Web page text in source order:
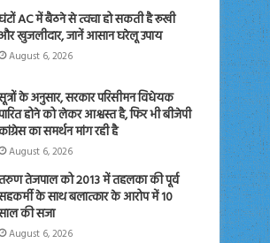
AC में बैठने से त्वचा हो सकती है रूखी
खुजलीदार, जानें आसान घरेलू उपाय
August 6, 2026
के अनुसार, सरकार परिसीमन विधेयक
होने को लेकर आश्वस्त है, फिर भी बीजेपी
का समर्थन मांग रही है
August 6, 2026
तेजपाल को 2013 में तहलका की पूर्व
के साथ बलात्कार के आरोप में 10
की सजा
August 6, 2026